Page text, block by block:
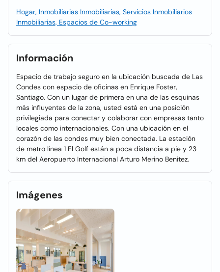
Hogar, Inmobiliarias Inmobiliarias, Servicios Inmobiliarios
Inmobiliarias, Espacios de Co-working
Información
Espacio de trabajo seguro en la ubicación buscada de Las
Condes con espacio de oficinas en Enrique Foster,
Santiago. Con un lugar de primera en una de las esquinas
más influyentes de la zona, usted está en una posición
privilegiada para conectar y colaborar con empresas tanto
locales como internacionales. Con una ubicación en el
corazón de las condes muy bien conectada. La estación
de metro línea 1 El Golf están a poca distancia a pie y 23
km del Aeropuerto Internacional Arturo Merino Benitez.
Imágenes